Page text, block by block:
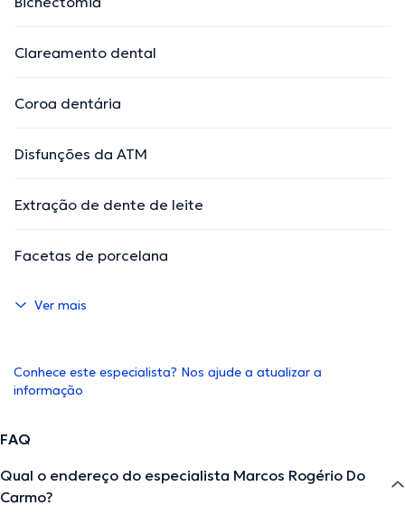
Clareamento dental
Coroa dentária
Disfunções da ATM
Extração de dente de leite
Facetas de porcelana
Ver mais
Conhece este especialista? Nos ajude a atualizar a
informação
FAQ
Qual o endereço do especialista Marcos Rogério Do
Carmo?